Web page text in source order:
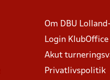
Om DBU
Login KlubOffice
Akut
Privatlivspolitik